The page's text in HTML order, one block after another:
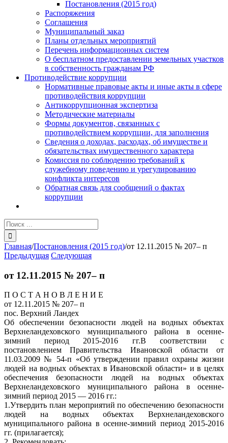
Постановления (2015 год)
Распоряжения
Соглашения
Муниципальный заказ
Планы отдельных мероприятий
Перечень информационных систем
О бесплатном предоставлении земельных участков
в собственность гражданам РФ
Противодействие коррупции
Нормативные правовые акты и иные акты в сфере
противодействия коррупции
Антикоррупционная экспертиза
Методические материалы
Формы документов, связанных с
противодействием коррупции, для заполнения
Сведения о доходах, расходах, об имуществе и
обязательствах имущественного характера
Комиссия по соблюдению требований к
служебному поведению и урегулированию
конфликта интересов
Обратная связь для сообщений о фактах
коррупции
Результат
поиска:
Главная/Постановления (2015 год)/от 12.11.2015 № 207– п
Предыдущая Следующая
от 12.11.2015 № 207– п
П О С Т А Н О В Л Е Н И Е
от 12.11.2015 № 207– п
пос. Верхний Ландех
Об обеспечении безопасности людей на водных объектах
Верхнеландеховского муниципального района в осенне-
зимний период 2015-2016 гг.В соответствии с
постановлением Правительства Ивановской области от
11.03.2009 № 54-п «Об утверждении правил охраны жизни
людей на водных объектах в Ивановской области» и в целях
обеспечения безопасности людей на водных объектах
Верхнеландеховского муниципального района в осенне-
зимний период 2015 — 2016 гг.:
1.Утвердить план мероприятий по обеспечению безопасности
людей на водных объектах Верхнеландеховского
муниципального района в осенне-зимний период 2015-2016
гг. (прилагается);